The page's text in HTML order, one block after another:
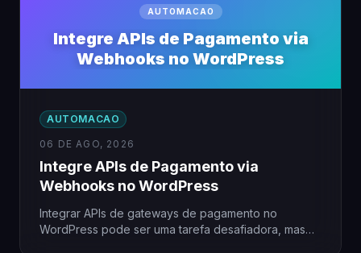
AUTOMACAO
Integre APIs de Pagamento via
Webhooks no WordPress
AUTOMACAO
06 DE AGO, 2026
Integre APIs de Pagamento via
Webhooks no WordPress
Integrar APIs de gateways de pagamento no
WordPress pode ser uma tarefa desafiadora, mas